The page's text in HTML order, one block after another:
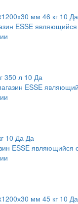
мм 46 кг 10 Да
350 л 10 Да
10 Да Да
мм 45 кг 10 Да